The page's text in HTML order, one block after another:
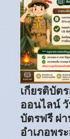
เกียรติบัต
ออนไลน์
บัตรฟรี ผ่
อำเภอพร